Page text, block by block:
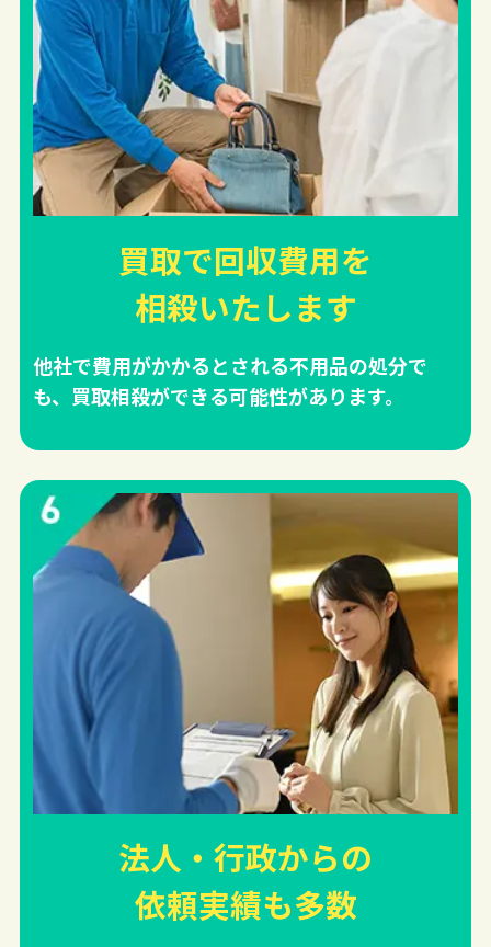
買取で回収費用を
相殺いたします
他社で費用がかかるとされる不用品の処分で
も、買取相殺ができる可能性があります。
法人・行政からの
依頼実績も多数